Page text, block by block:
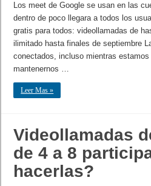
Los meet de Google se usan en las
dentro de poco llegara a todos los
gratis para todos: videollamadas de
ilimitado hasta finales de septiembre
conectados, incluso mientras
mantenernos …
Leer Mas »
Videollamadas
de 4 a 8
hacerlas?